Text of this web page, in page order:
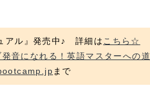
アル』発売中♪ 詳細は こちら☆
音になれる！英語マスターへの道
まで